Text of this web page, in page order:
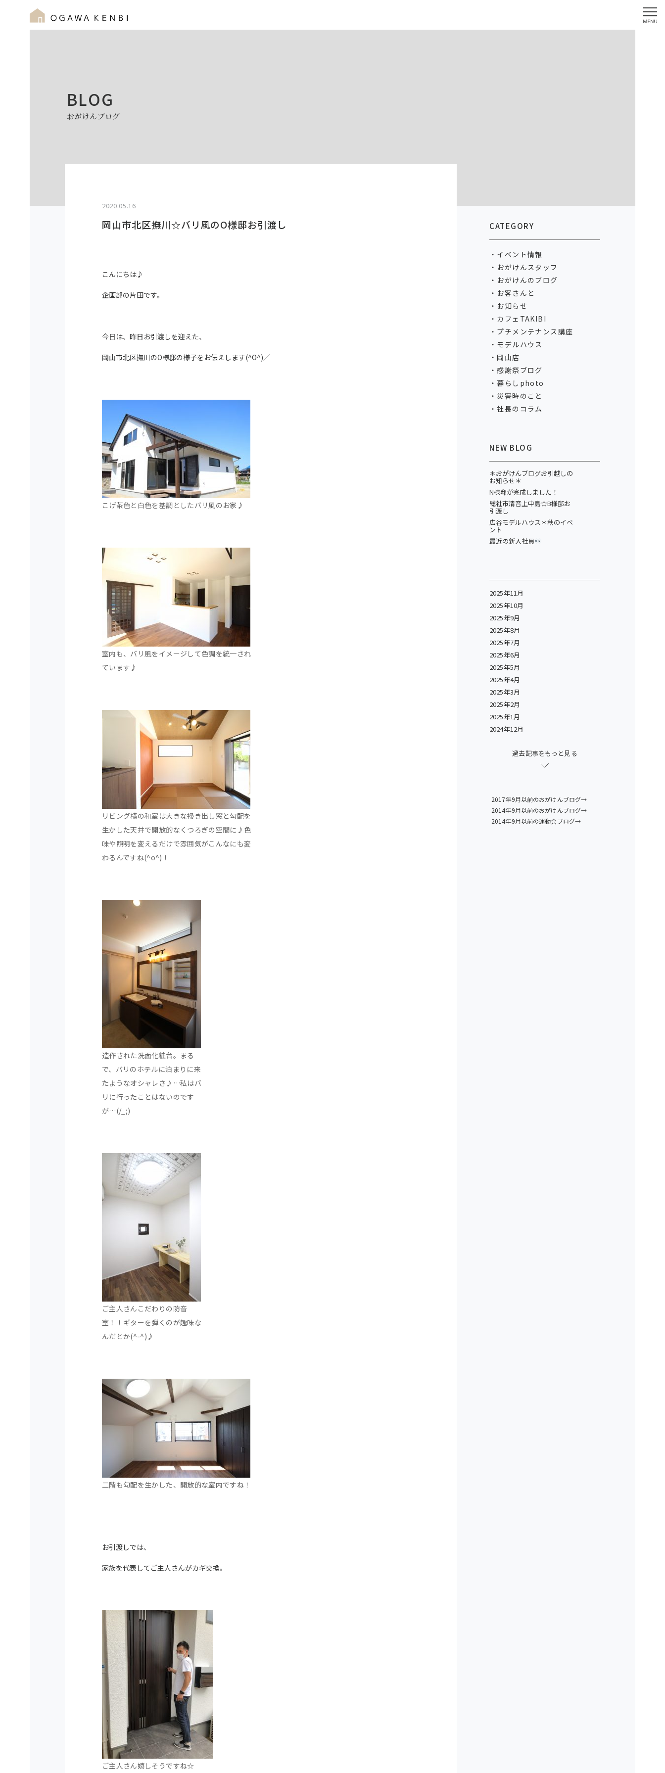
BLOG
おがけんブログ
2020.05.16
岡山市北区撫川☆バリ風のO様邸お引渡し
こんにちは♪
企画部の片田です。
今日は、昨日お引渡しを迎えた、
岡山市北区撫川のO様邸の様子をお伝えします(^O^)／
こげ茶色と白色を基調としたバリ風のお家♪
室内も、バリ風をイメージして色調を統一され
ています♪
リビング横の和室は大きな掃き出し窓と勾配を
生かした天井で開放的なくつろぎの空間に♪色
味や照明を変えるだけで雰囲気がこんなにも変
わるんですね(^o^)！
造作された洗面化粧台。まる
で、バリのホテルに泊まりに来
たようなオシャレさ♪…私はバ
リに行ったことはないのです
が…(/_;)
ご主人さんこだわりの防音
室！！ギターを弾くのが趣味な
んだとか(^-^)♪
二階も勾配を生かした、開放的な室内ですね！
お引渡しでは、
家族を代表してご主人さんがカギ交換。
ご主人さん嬉しそうですね☆
CATEGORY
イベント情報
おがけんスタッフ
おがけんのブログ
お客さんと
お知らせ
カフェTAKIBI
プチメンテナンス講座
モデルハウス
岡山店
感謝祭ブログ
暮らしphoto
災害時のこと
社長のコラム
NEW BLOG
＊おがけんブログお引越しの
お知らせ＊
N様邸が完成しました！
総社市清音上中島☆B様邸お
引渡し
広谷モデルハウス＊秋のイベ
ント
最近の新入社員
2025年11月
2025年10月
2025年9月
2025年8月
2025年7月
2025年6月
2025年5月
2025年4月
2025年3月
2025年2月
2025年1月
2024年12月
過去記事をもっと見る
2017年9月以前のおがけんブログ→
2014年9月以前のおがけんブログ→
2014年9月以前の運動会ブログ→